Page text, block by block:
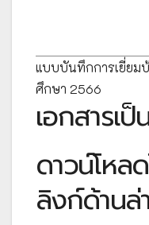
แบบบันทึกการเยี่ยม
ศึกษา 2566
เอกสารเ
ดาวน์โหล
ลิงก์ด้านล่